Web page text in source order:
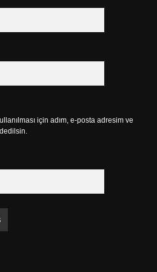
için adım, e-posta adresim ve